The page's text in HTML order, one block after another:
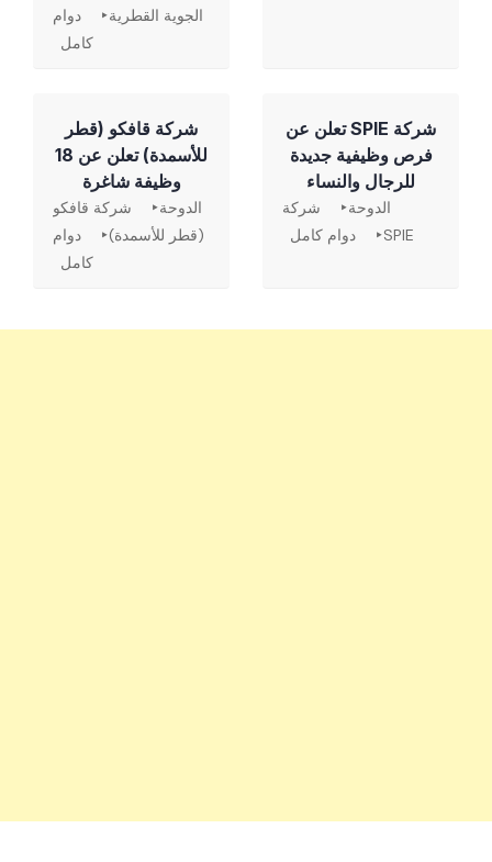
الجوية القطرية
دوام
كامل
شركة SPIE تعلن عن
فرص وظيفية جديدة
للرجال والنساء
الدوحة
شركة
SPIE
دوام كامل
شركة قافكو (قطر
للأسمدة) تعلن عن 18
وظيفة شاغرة
الدوحة
شركة قافكو
(قطر للأسمدة)
دوام
كامل